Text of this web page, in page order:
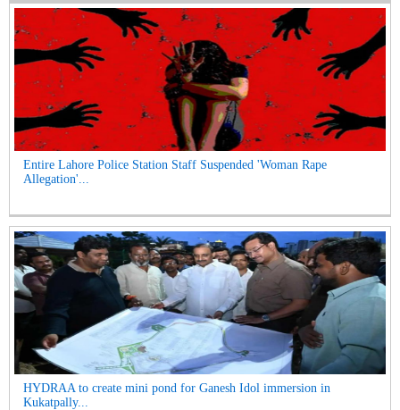
Entire Lahore Police Station Staff Suspended 'Woman Rape
Allegation'...
HYDRAA to create mini pond for Ganesh Idol immersion in
Kukatpally...